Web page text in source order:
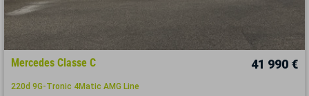
Mercedes Classe C 41 990 €
220d 9G-Tronic 4Matic AMG Line